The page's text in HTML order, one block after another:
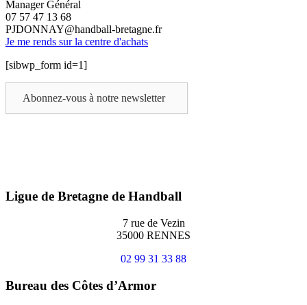
Manager Général
07 57 47 13 68
PJDONNAY@handball-bretagne.fr
Je me rends sur la centre d'achats
[sibwp_form id=1]
Abonnez-vous à notre newsletter
Ligue de Bretagne de Handball
7 rue de Vezin
35000 RENNES
02 99 31 33 88
Bureau des Côtes d’Armor